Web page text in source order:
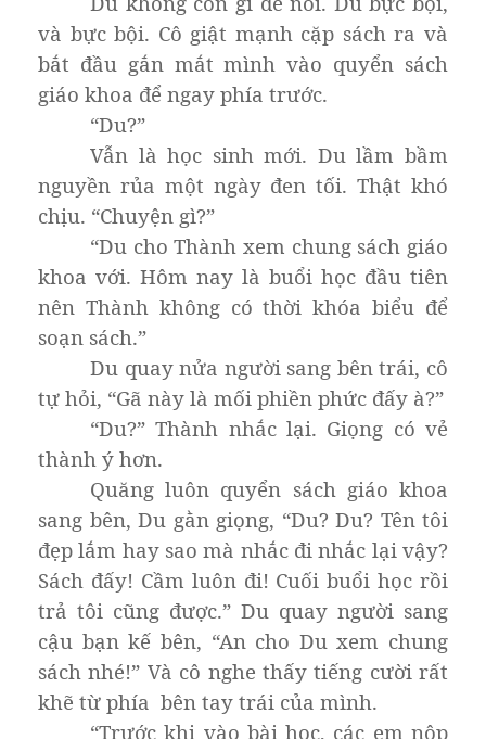
và bực bội. Cô giật mạnh cặp sách ra và
bắt đầu gắn mắt mình vào quyển sách
giáo khoa để ngay phía trước.
“Du?”
Vẫn là học sinh mới. Du lầm bầm
nguyền rủa một ngày đen tối. Thật khó
chịu. “Chuyện gì?”
“Du cho Thành xem chung sách giáo
khoa với. Hôm nay là buổi học đầu tiên
nên Thành không có thời khóa biểu để
soạn sách.”
Du quay nửa người sang bên trái, cô
tự hỏi, “Gã này là mối phiền phức đấy à?”
“Du?” Thành nhắc lại. Giọng có vẻ
thành ý hơn.
Quăng luôn quyển sách giáo khoa
sang bên, Du gằn giọng, “Du? Du? Tên tôi
đẹp lắm hay sao mà nhắc đi nhắc lại vậy?
Sách đấy! Cầm luôn đi! Cuối buổi học rồi
trả tôi cũng được.” Du quay người sang
cậu bạn kế bên, “An cho Du xem chung
sách nhé!” Và cô nghe thấy tiếng cười rất
khẽ từ phía bên tay trái của mình.
“Trước khi vào bài học, các em nộp